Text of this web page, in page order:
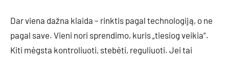
Dar viena dažna klaida – rinktis pagal technologiją, o ne
pagal save. Vieni nori sprendimo, kuris „tiesiog veikia“.
Kiti mėgsta kontroliuoti, stebėti, reguliuoti. Jei tai